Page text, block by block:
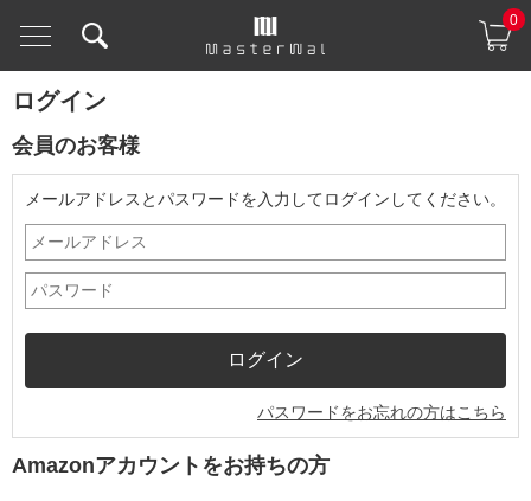
0
ログイン
会員のお客様
メールアドレスとパスワードを入力してログインしてください。
パスワードをお忘れの方はこちら
Amazonアカウントをお持ちの方